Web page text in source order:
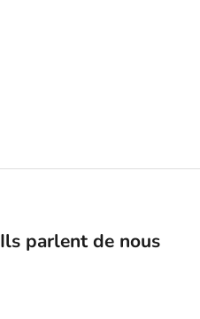
Ils parlent de nous